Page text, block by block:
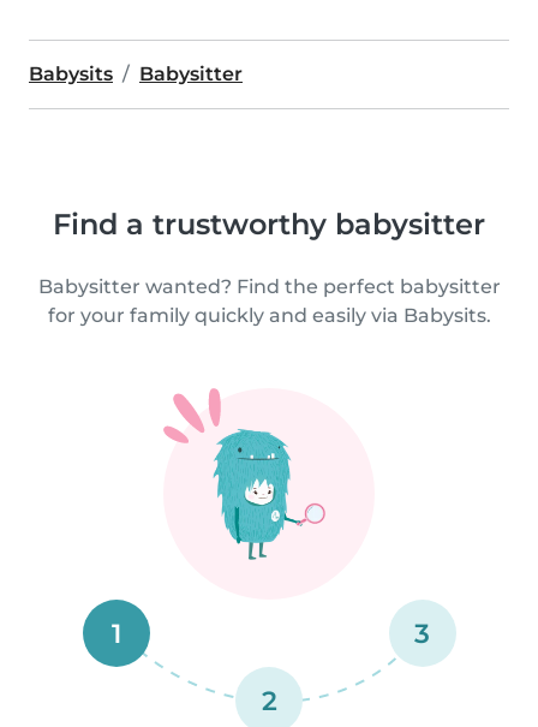
Babysits Babysitter
Find a trustworthy babysitter
Babysitter wanted? Find the perfect babysitter
for your family quickly and easily via Babysits.
1
2
3